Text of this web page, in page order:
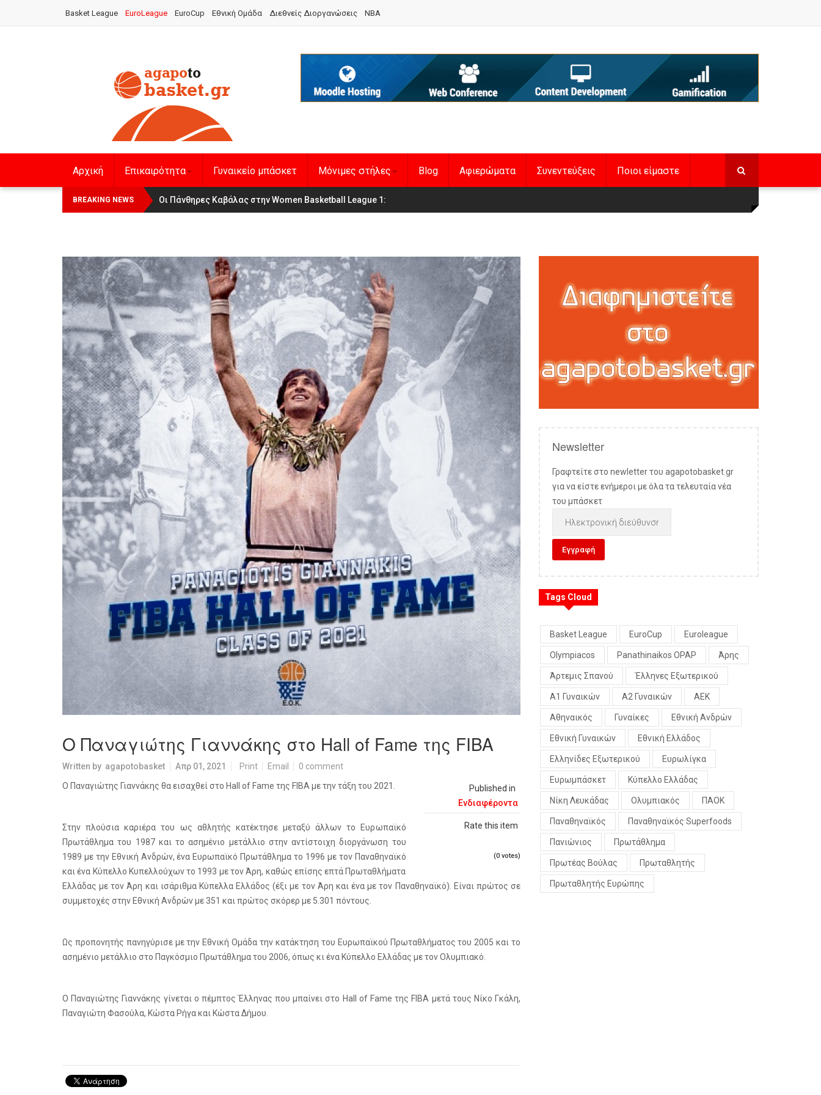
Basket League EuroLeague EuroCup Εθνική Ομάδα Διεθνείς Διοργανώσεις NBA
Αρχική Επικαιρότητα Γυναικείο μπάσκετ Μόνιμες στήλες Blog Αφιερώματα Συνεντεύξεις Ποιοι είμαστε
BREAKING NEWS Οι Πάνθηρες Καβάλας στην Women Basketball League 1 :
Αναχώρησε για τα Γιάννενα η Εθνική Γυναικών
Ο Παναγιώτης Γιαννάκης στο Hall of Fame της FIBA
Written by agapotobasket Απρ 01, 2021 Print Email 0 comment
Published in
Ενδιαφέροντα
Rate this item
(0 votes)
Ο Παναγιώτης Γιαννάκης θα εισαχθεί στο Hall of Fame της FIBA με την τάξη του 2021.
Στην πλούσια καριέρα του ως αθλητής κατέκτησε μεταξύ άλλων το Ευρωπαϊκό
Πρωτάθλημα του 1987 και το ασημένιο μετάλλιο στην αντίστοιχη διοργάνωση του
1989 με την Εθνική Ανδρών, ένα Ευρωπαϊκό Πρωτάθλημα το 1996 με τον Παναθηναϊκό
και ένα Κύπελλο Κυπελλούχων το 1993 με τον Άρη, καθώς επίσης επτά Πρωταθλήματα
Ελλάδας με τον Άρη και ισάριθμα Κύπελλα Ελλάδος (έξι με τον Άρη και ένα με τον Παναθηναϊκό). Είναι πρώτος σε
συμμετοχές στην Εθνική Ανδρών με 351 και πρώτος σκόρερ με 5.301 πόντους.
Ως προπονητής πανηγύρισε με την Εθνική Ομάδα την κατάκτηση του Ευρωπαϊκού Πρωταθλήματος του 2005 και το
ασημένιο μετάλλιο στο Παγκόσμιο Πρωτάθλημα του 2006, όπως κι ένα Κύπελλο Ελλάδας με τον Ολυμπιακό.
Ο Παναγιώτης Γιαννάκης γίνεται ο πέμπτος Έλληνας που μπαίνει στο Hall of Fame της FIBA μετά τους Νίκο Γκάλη,
Παναγιώτη Φασούλα, Κώστα Ρήγα και Κώστα Δήμου.
Newsletter
Γραφτείτε στο newletter του agapotobasket.gr
για να είστε ενήμεροι με όλα τα τελευταία νέα
του μπάσκετ
Tags Cloud
Basket League EuroCup Euroleague
Olympiacos Panathinaikos OPAP Άρης
Άρτεμις Σπανού Έλληνες Εξωτερικού
Α1 Γυναικών Α2 Γυναικών ΑΕΚ
Αθηναικός Γυναίκες Εθνική Ανδρών
Εθνική Γυναικών Εθνική Ελλάδος
Ελληνίδες Εξωτερικού Ευρωλίγκα
Ευρωμπάσκετ Κύπελλο Ελλάδας
Νίκη Λευκάδας Ολυμπιακός ΠΑΟΚ
Παναθηναϊκός Παναθηναϊκός Superfoods
Πανιώνιος Πρωτάθλημα
Πρωτέας Βούλας Πρωταθλητής
Πρωταθλητής Ευρώπης